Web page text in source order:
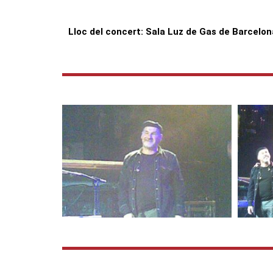
Lloc del concert: Sala Luz de Gas de